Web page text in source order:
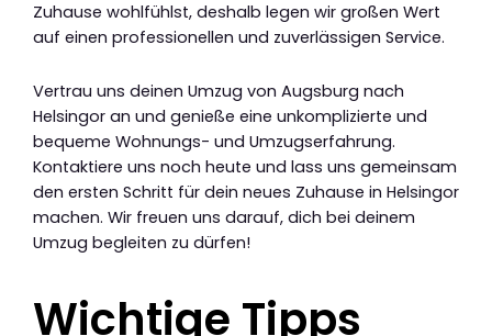
Zuhause wohlfühlst, deshalb legen wir großen Wert
auf einen professionellen und zuverlässigen Service.
Vertrau uns deinen Umzug von Augsburg nach
Helsingor an und genieße eine unkomplizierte und
bequeme Wohnungs- und Umzugserfahrung.
Kontaktiere uns noch heute und lass uns gemeinsam
den ersten Schritt für dein neues Zuhause in Helsingor
machen. Wir freuen uns darauf, dich bei deinem
Umzug begleiten zu dürfen!
Wichtige Tipps